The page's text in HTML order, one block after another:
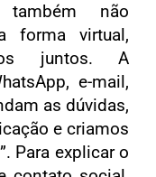
não
forma virtual,
juntos. A
e-mail,
as dúvidas,
e criamos
Para explicar o